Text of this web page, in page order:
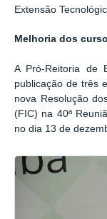
Extensão
Melhoria dos
A Pró-Reitoria de
publicação de três
nova Resolução
(FIC) na 40ª
no dia 13 de